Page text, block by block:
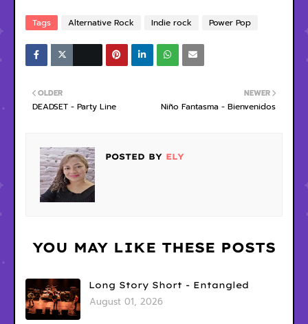
Tags Alternative Rock Indie rock Power Pop
NEWER
Niño Fantasma - Bienvenidos
OLDER
DEADSET - Party Line
POSTED BY ELY
YOU MAY LIKE THESE POSTS
Long Story Short - Entangled
August 01, 2026